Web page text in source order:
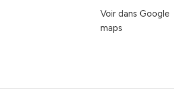
Voir dans Google
maps